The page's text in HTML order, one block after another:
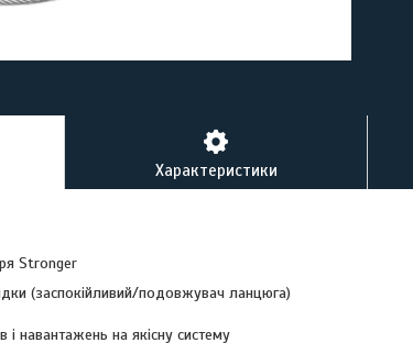
Характеристики
Stronger
(заспокійливий/подовжувач ланцюга)
навантажень на якісну систему